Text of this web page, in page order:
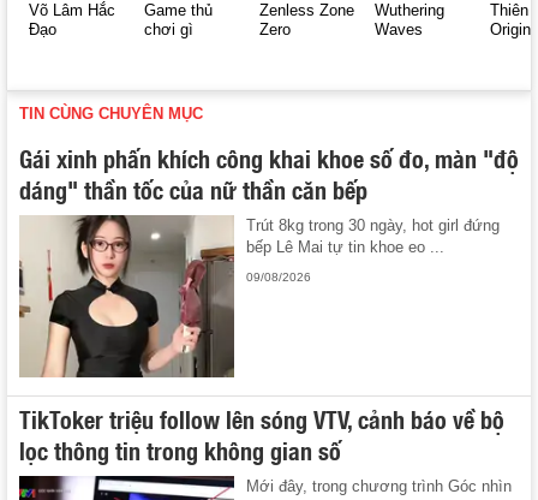
Võ Lâm Hắc
Đạo
Game thủ
chơi gì
Zenless Zone
Zero
Wuthering
Waves
Thiên
Origin
TIN CÙNG CHUYÊN MỤC
Gái xinh phấn khích công khai khoe số đo, màn "độ
dáng" thần tốc của nữ thần căn bếp
Trút 8kg trong 30 ngày, hot girl đứng
bếp Lê Mai tự tin khoe eo ...
09/08/2026
TikToker triệu follow lên sóng VTV, cảnh báo về bộ
lọc thông tin trong không gian số
Mới đây, trong chương trình Góc nhìn